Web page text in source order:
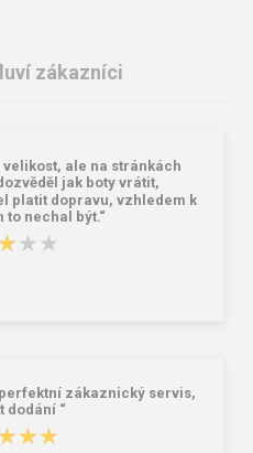
Bagmaster pláštěnka na batoh -
zákazníci
velikost, ale na stránkách
jak boty vrátit,
platit dopravu, vzhledem k
to nechal být.“
zákaznický servis,
dodání “